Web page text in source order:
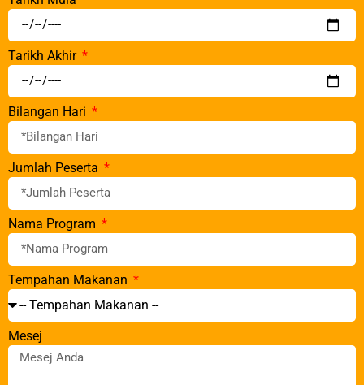
Tarikh Akhir
Bilangan Hari
Jumlah Peserta
Nama Program
Tempahan Makanan
Mesej